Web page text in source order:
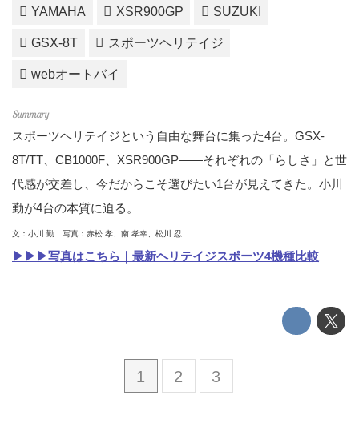
YAMAHA XSR900GP SUZUKI
GSX-8T スポーツヘリテイジ
webオートバイ
スポーツヘリテイジという自由な舞台に集った4台。GSX-
8T/TT、CB1000F、XSR900GP――それぞれの「らしさ」と世
代感が交差し、今だからこそ選びたい1台が見えてきた。小川
勤が4台の本質に迫る。
文：小川 勤 写真：赤松 孝、南 孝幸、松川 忍
▶▶▶写真はこちら｜最新ヘリテイジスポーツ4機種比較
1 2 3